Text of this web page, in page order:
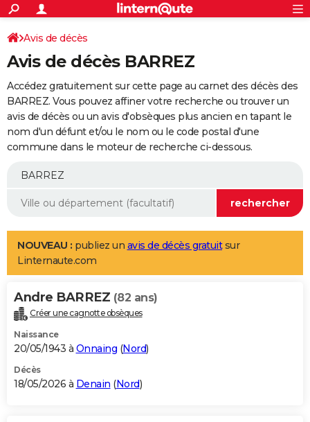
ACTUALITÉS
Politique
Société
Faits Divers
Education
Monde
Villes
+
SPORT
Coupe du monde 2026
Football
Tennis
Cyclisme
Rugby
Forum
Programme TV
TNT
Streaming
Cinéma
Sorties cinéma
Musique
+
FINANCE
Retraite
Epargne
Immobilier
Risques naturels par ville
Banque
Assurance
AUTO
Essais
Réserver un essai
Citadines
Berlines
SUV
Forum auto
+
Mobiles
Meilleur smartphone
Internet
Ordinateurs
Jeux vidéo
Guide high-tech
Aménagement intérieur
LIFESTYLE
Art de vivre
Bien-être
Loisirs
Mode
Modes de vie
Alimentation
Guide de la santé
Maladies
Médicaments
Sommeil
VOYAGE
Destinations
City break
Voyage nature
Voyage de noces
Forum
Climat
+PHOTO
GUIDES D'ACHAT
BONS PLANS
Avis de décès
Avis de décès BARREZ
Accédez gratuitement sur cette page au carnet des décès des
BARREZ. Vous pouvez affiner votre recherche ou trouver un
avis de décès ou un avis d'obsèques plus ancien en tapant le
nom d'un défunt et/ou le nom ou le code postal d'une
commune dans le moteur de recherche ci-dessous.
NOUVEAU : publiez un avis de décès gratuitsur
Linternaute.com
Andre BARREZ (82 ans)
Créer une cagnotte obsèques
Naissance
20/05/1943 à Onnaing (Nord)
Décès
18/05/2026 à Denain (Nord)